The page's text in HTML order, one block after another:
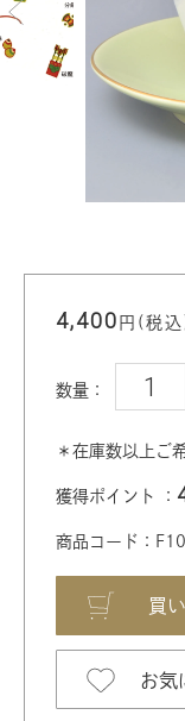
4,400 円(税込
数量：
＊在庫数以上ご
獲得ポイント ：
商品コード：
お気